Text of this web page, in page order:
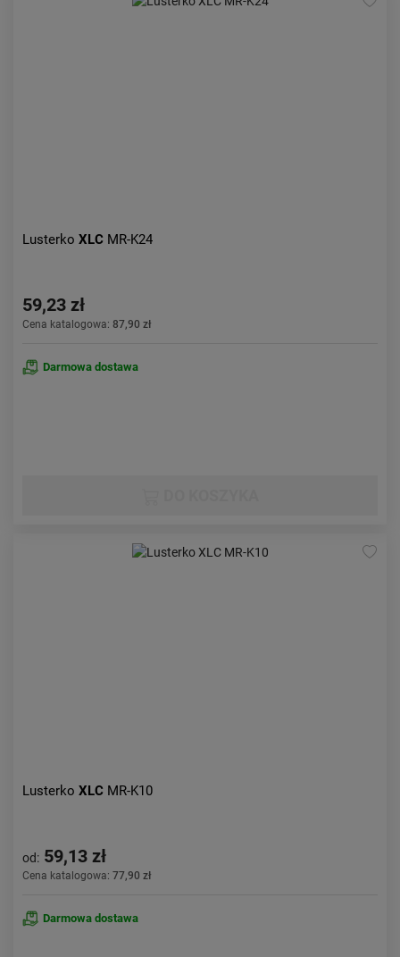
Lusterko XLC MR-K24
59,23 zł
Cena katalogowa: 87,90 zł
Darmowa dostawa
Lusterko XLC MR-K10
od: 59,13 zł
Cena katalogowa: 77,90 zł
Darmowa dostawa